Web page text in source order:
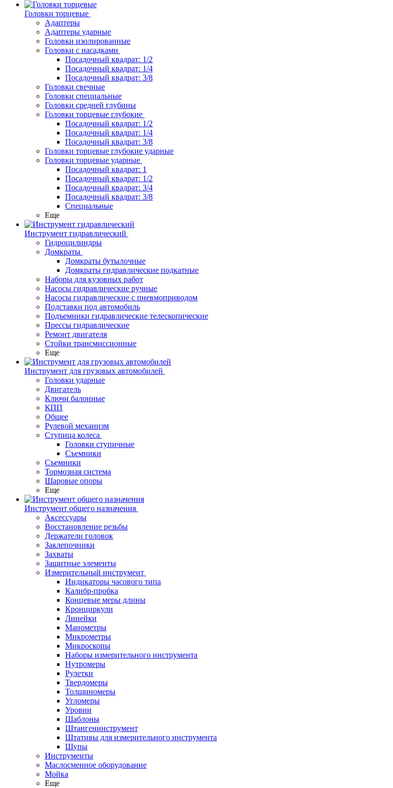
Головки торцевые
Адаптеры
Адаптеры ударные
Головки изолированные
Головки с насадками
Посадочный квадрат: 1/2
Посадочный квадрат: 1/4
Посадочный квадрат: 3/8
Головки свечные
Головки специальные
Головки средней глубины
Головки торцевые глубокие
Посадочный квадрат: 1/2
Посадочный квадрат: 1/4
Посадочный квадрат: 3/8
Головки торцевые глубокие ударные
Головки торцевые ударные
Посадочный квадрат: 1
Посадочный квадрат: 1/2
Посадочный квадрат: 3/4
Посадочный квадрат: 3/8
Специальные
Еще
Инструмент гидравлический
Гидроцилиндры
Домкраты
Домкраты бутылочные
Домкраты гидравлические подкатные
Наборы для кузовных работ
Насосы гидравлические ручные
Насосы гидравлические с пневмоприводом
Подставки под автомобиль
Подъемники гидравлические телескопические
Прессы гидравлические
Ремонт двигателя
Стойки трансмиссионные
Еще
Инструмент для грузовых автомобилей
Головки ударные
Двигатель
Ключи балонные
КПП
Общее
Рулевой механизм
Ступица колеса
Головки ступичные
Съемники
Съемники
Тормозная система
Шаровые опоры
Еще
Инструмент общего назначения
Аксессуары
Восстановление резьбы
Держатели головок
Заклепочники
Захваты
Защитные элементы
Измерительный инструмент
Индикаторы часового типа
Калибр-пробка
Концевые меры длины
Кронциркули
Линейки
Манометры
Микрометры
Микроскопы
Наборы измерительного инструмента
Нутромеры
Рулетки
Твердомеры
Толщиномеры
Угломеры
Уровни
Шаблоны
Штангенинструмент
Штативы для измерительного инструмента
Щупы
Инструменты
Маслосменное оборудование
Мойка
Еще